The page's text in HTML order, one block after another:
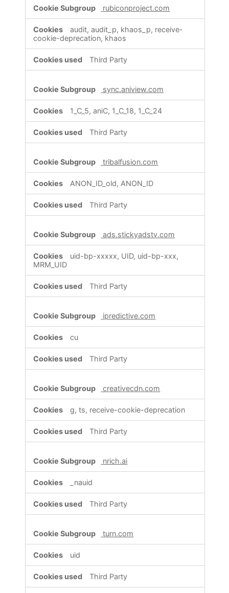
rubiconproject.com
audit, audit_p, khaos_p, receive-
cookie-deprecation, khaos
Third Party
sync.aniview.com
1_C_5, aniC, 1_C_18, 1_C_24
Third Party
tribalfusion.com
ANON_ID_old, ANON_ID
Third Party
ads.stickyadstv.com
uid-bp-xxxxx, UID, uid-bp-xxx,
MRM_UID
Third Party
ipredictive.com
cu
Third Party
creativecdn.com
g, ts, receive-cookie-deprecation
Third Party
nrich.ai
_nauid
Third Party
turn.com
uid
Third Party